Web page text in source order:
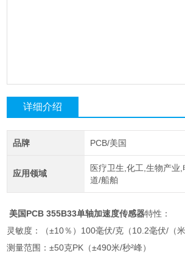
详细介绍
品牌 PCB/美国
应用领域
医疗卫生,化工,生物产业
道/船舶
美国PCB 355B33单轴加速度传感器特性：
灵敏度：（±10％）100毫伏/克（10.2毫伏/（米/
测量范围：±50克PK（±490米/秒²峰）